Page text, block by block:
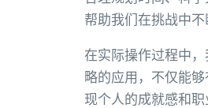
帮助我们在挑战中
在实际操作过程中
略的应用，不仅能
现个人的成就感和职